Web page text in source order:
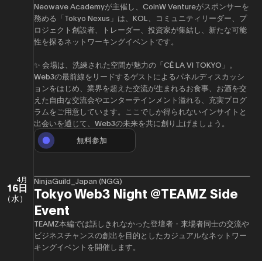
Neowave Academyが主催し、CoinW Ventureがスポンサーを
務める「Tokyo Nexus」は、KOL、コミュニティリーダー、プ
ロジェクト創設者、トレーダー、投資家が集結し、新たな可能
性を探るネットワーキングイベントです。
​✨ 会場は、洗練された空間が魅力の「CÉ LA VI TOKYO」。
Web3の最前線をリードするゲストによるパネルディスカッシ
ョンをはじめ、業界を超えた交流が生まれるお食事、お酒を交
えた自由な交流会やエンターテインメント溢れる、充実プログ
ラムをご用意しています。ここでしか得られないインサイトと
出会いを通じて、Web3の未来を共に創り上げましょう。
無料参加
4月
16日
（水）
NinjaGuild_Japan (NGG)
Tokyo Web3 Night @TEAMZ Side
Event
TEAMZ本編では話しきれなかった登壇者・来場者同士の交流や
ビジネスチャンスの創出を目的としたカジュアルなネットワー
キングイベントを開催します。